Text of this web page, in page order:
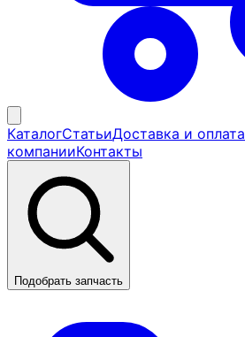
КаталогСтатьиДоставка и оплата
компанииКонтакты
Подобрать запчасть